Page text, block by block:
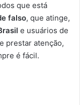
que está
falso, que atinge,
e usuários de
prestar atenção,
é fácil.